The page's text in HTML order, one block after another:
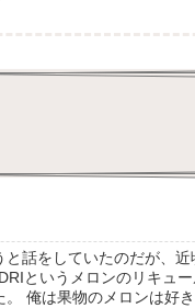
話をしていたのだが、
というメロンのリキュ
俺は果物のメロンは好